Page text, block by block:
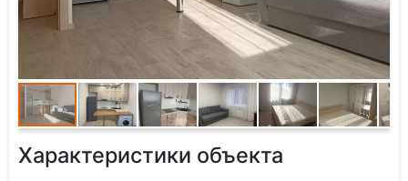
Характеристики объекта